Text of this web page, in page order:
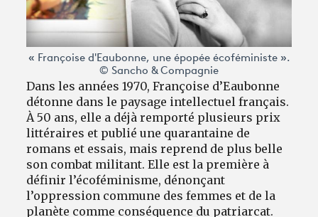
« Françoise d'Eaubonne, une épopée écoféministe ».
© Sancho & Compagnie
Dans les années 1970, Françoise d’Eaubonne
détonne dans le paysage intellectuel français.
À 50 ans, elle a déjà remporté plusieurs prix
littéraires et publié une quarantaine de
romans et essais, mais reprend de plus belle
son combat militant. Elle est la première à
définir l’écoféminisme, dénonçant
l’oppression commune des femmes et de la
planète comme conséquence du patriarcat.